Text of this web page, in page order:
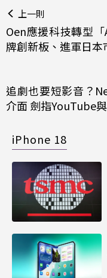
上一則
Oen應援科技轉型
牌創新板、進軍日本
追劇也要短影音？
介面 劍指YouTube
iPhone 18